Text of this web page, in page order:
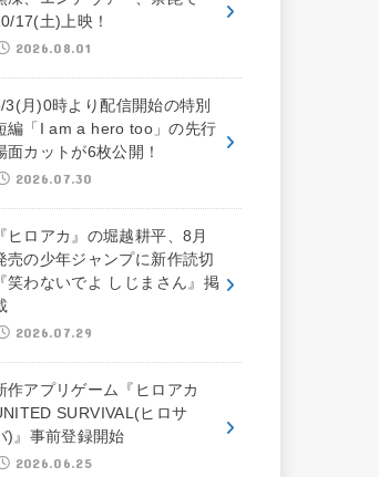
17(土)上映！
2026.08.01
3(月)0時より配信開始の特別
編「I am a hero too」の先行
面カットが6枚公開！
2026.07.30
『ヒロアカ』の堀越耕平、8月
売の少年ジャンプに新作読切
『笑わないでよ しじまさん』掲
2026.07.29
作アプリゲーム『ヒロアカ
SURVIVAL(ヒロサ
)』事前登録開始
2026.06.25